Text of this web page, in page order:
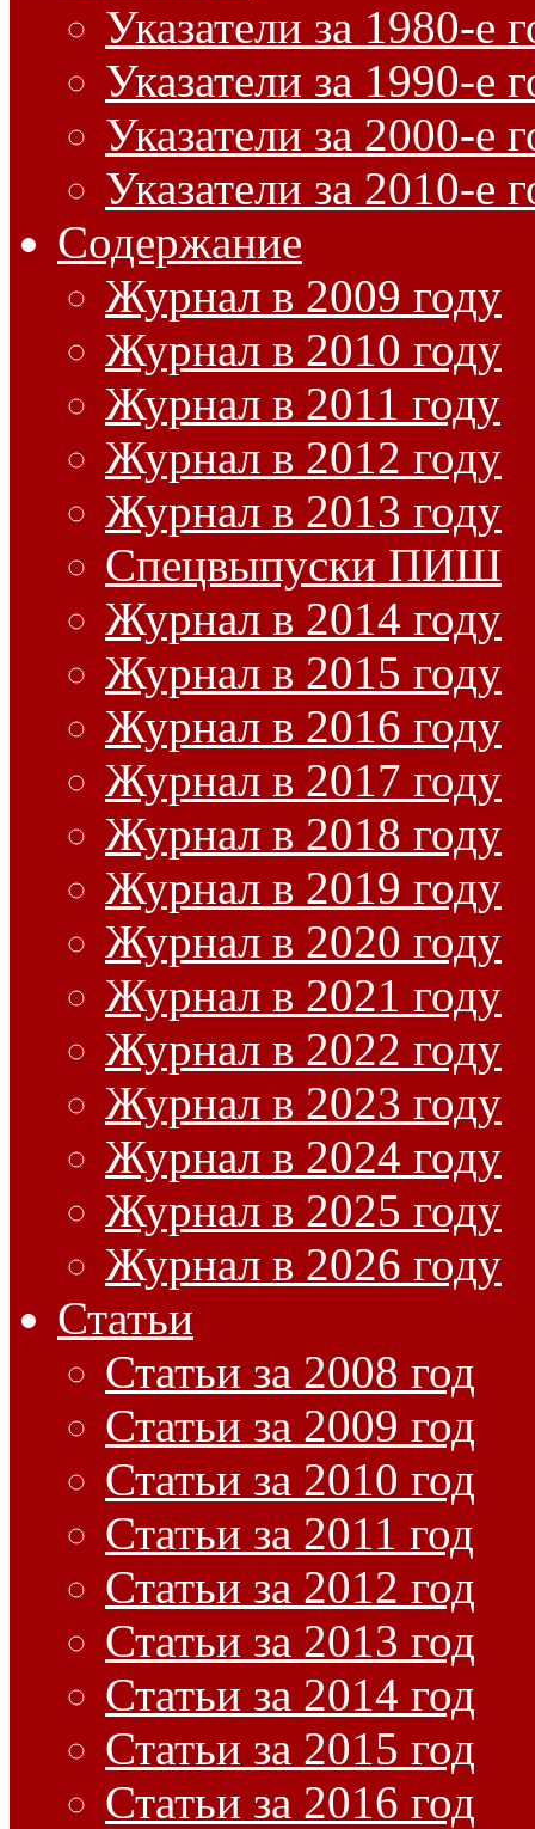
Указатели за 1980-е
Указатели за 1990-е
Указатели за 2000-е
Указатели за 2010-е
Содержание
Журнал в 2009 году
Журнал в 2010 году
Журнал в 2011 году
Журнал в 2012 году
Журнал в 2013 году
Спецвыпуски ПИШ
Журнал в 2014 году
Журнал в 2015 году
Журнал в 2016 году
Журнал в 2017 году
Журнал в 2018 году
Журнал в 2019 году
Журнал в 2020 году
Журнал в 2021 году
Журнал в 2022 году
Журнал в 2023 году
Журнал в 2024 году
Журнал в 2025 году
Журнал в 2026 году
Статьи
Статьи за 2008 год
Статьи за 2009 год
Статьи за 2010 год
Статьи за 2011 год
Статьи за 2012 год
Статьи за 2013 год
Статьи за 2014 год
Статьи за 2015 год
Статьи за 2016 год